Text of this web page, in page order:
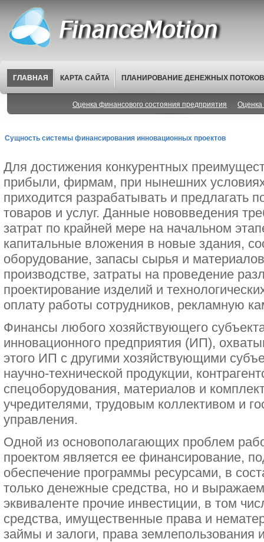
ГЛАВНАЯ КАРТА САЙТА ПЛАНИРОВАНИЕ ДЕНЕЖНЫХ ПОТОКОВ
Оценка финансового состояния предприятия Оценка
Сущность системы финансирования инновационных проектов
Для достижения конкурентных
прибыли, фирмам, при нынешних
приходится разрабатывать и предлагать
товаров и услуг. Данные нововведения
затрат по крайней мере на начальном
капитальные вложения в новые здания,
оборудование, запасы сырья и
производстве, затраты на проведение
проектирование изделий и
оплату работы сотрудников, рекламную
Финансы любого хозяйствующего
инновационного предприятия (ИП),
этого ИП с другими хозяйствующими
научно-технической продукции,
спецоборудования, материалов и
учредителями, трудовым коллективом и
управления.
Одной из основополагающих проблем
проектом является ее финансирование,
обеспечение программы ресурсами, в
только денежные средства, но и
эквиваленте прочие инвестиции, в том
средства, имущественные права и
займы и залоги, права землепользования